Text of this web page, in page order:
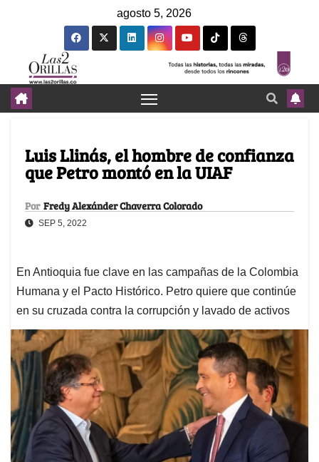
agosto 5, 2026
Luis Llinás, el hombre de confianza
que Petro montó en la UIAF
Por Fredy Alexánder Chaverra Colorado
SEP 5, 2022
En Antioquia fue clave en las campañas de la Colombia
Humana y el Pacto Histórico. Petro quiere que continúe
en su cruzada contra la corrupción y lavado de activos